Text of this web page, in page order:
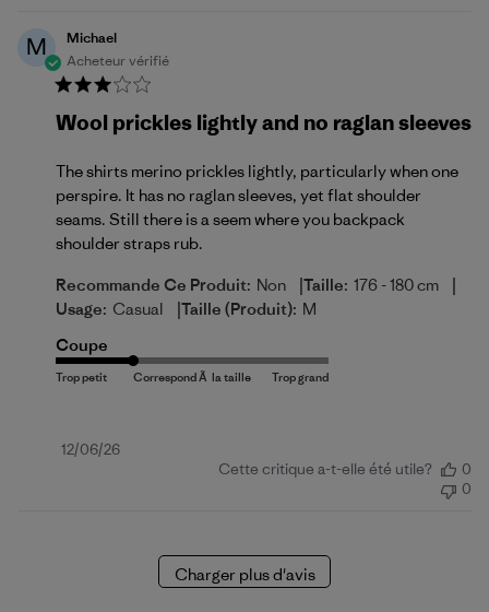
M
Michael
Acheteur vérifié
Wool prickles lightly and no raglan sleeves
The shirts merino prickles lightly, particularly when one
perspire. It has no raglan sleeves, yet flat shoulder
seams. Still there is a seem where you backpack
shoulder straps rub.
Recommande Ce Produit: Non |Taille: 176 - 180 cm |
Usage: Casual |Taille (produit): M
Coupe
Date
12/06/26
Cette critique a-t-elle été utile?
0
0
Charger plus d'avis